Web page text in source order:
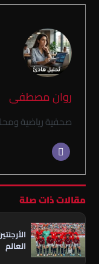
روان مصطفى
صحفية رياضية
مقالات ذات صلة
العالم